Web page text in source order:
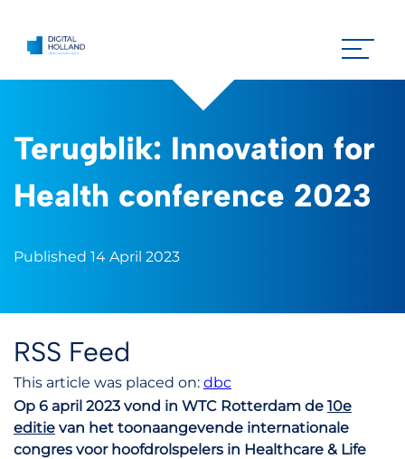
Terugblik: Innovation for
Health conference 2023
Published 14 April 2023
RSS Feed
This article was placed on: dbc
Op 6 april 2023 vond in WTC Rotterdam de 10e
editie van het toonaangevende internationale
congres voor hoofdrolspelers in Healthcare & Life